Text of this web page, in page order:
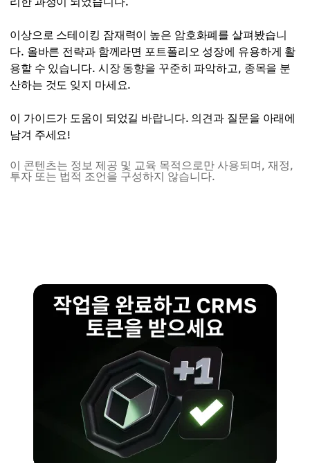
이상으로 스테이킹 잠재력이 높은 암호화폐를 살펴봤습니
다. 올바른 전략과 함께라면 포트폴리오 성장에 유용하게 활
용할 수 있습니다. 시장 동향을 꾸준히 파악하고, 종목을 분
산하는 것도 잊지 마세요.
이 가이드가 도움이 되었길 바랍니다. 의견과 질문을 아래에
남겨 주세요!
이 콘텐츠는 정보 제공 및 교육 목적으로만 사용되며, 재정,
투자 또는 법적 조언을 구성하지 않습니다.